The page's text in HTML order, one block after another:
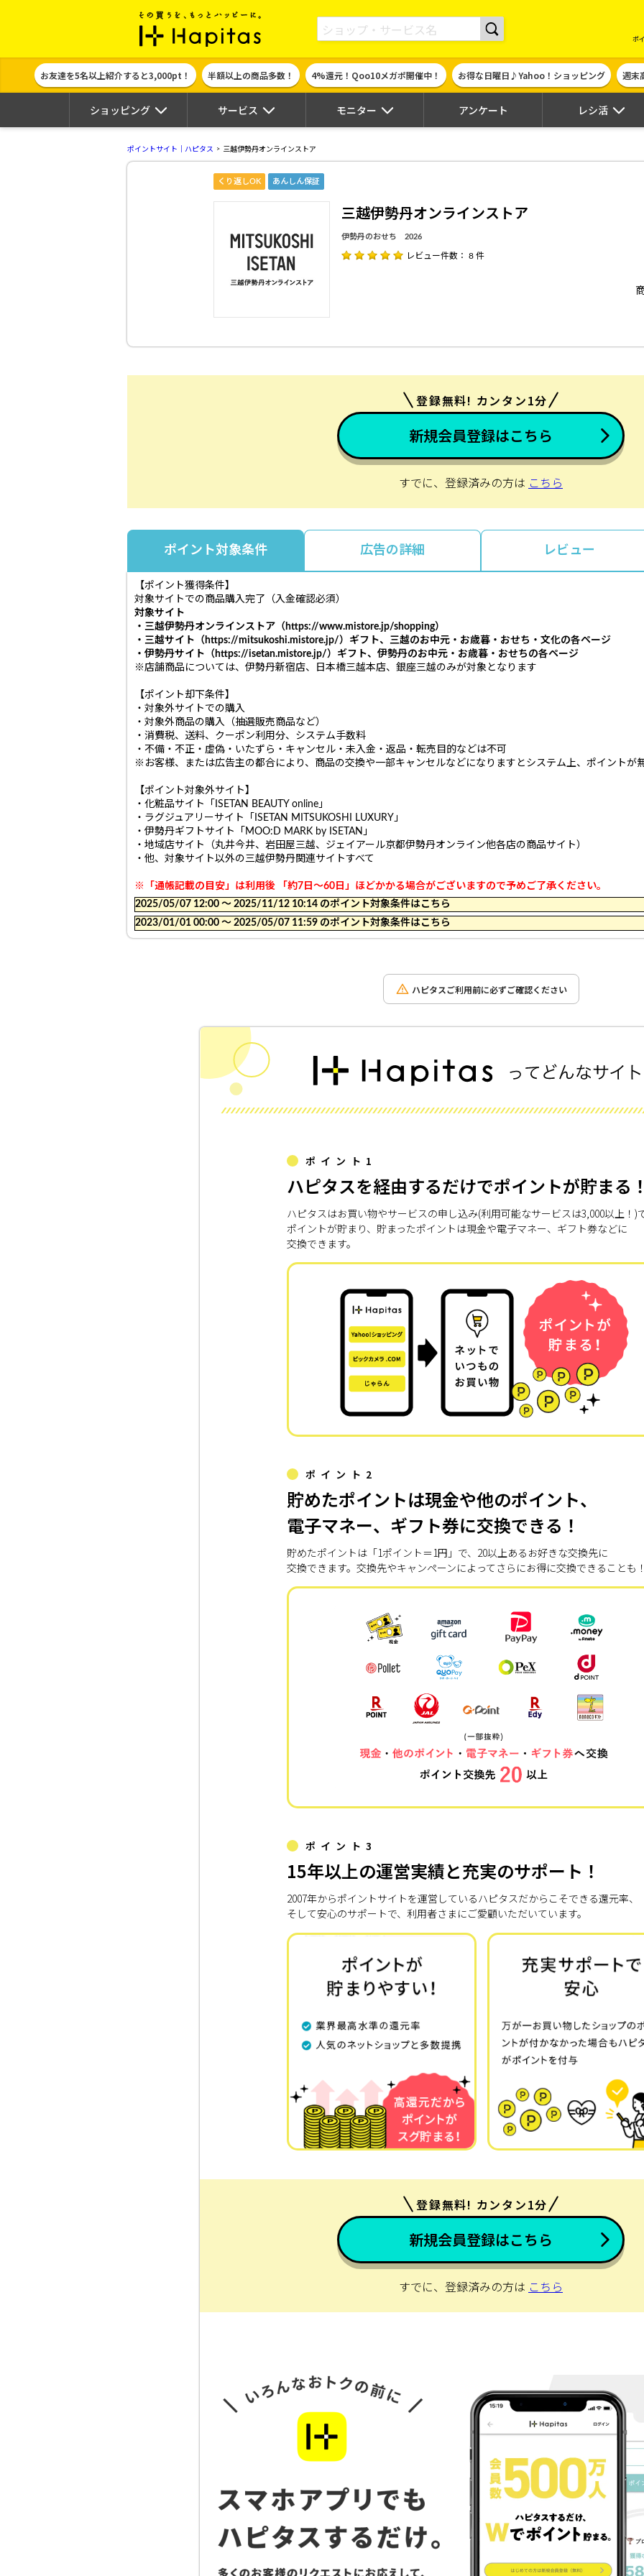
ポイント貯めて現金やギフト券に交換できるポイントサイト | ハピタス
ポ
お友達を5名以上紹介すると3,000pt！ 半額以上の商品多数！ 4%還元！Qoo10メガポ開催中！ お得な日曜日♪Yahoo！ショッピング 週末
ショッピング サービス モニター アンケート レシ活
ポイントサイト｜ハピタス 三越伊勢丹オンラインストア
くり返しOK あんしん保証
三越伊勢丹オンラインストア
伊勢丹のおせち 2026
レビュー件数： 8 件
登録無料! カンタン1分
新規会員登録はこちら
すでに、登録済みの方は こちら
ポイント対象条件 広告の詳細 レビュー
【ポイント獲得条件】
対象サイトでの商品購入完了（入金確認必須）
対象サイト
・三越伊勢丹オンラインストア（https://www.mistore.jp/shopping）
・三越サイト（https://mitsukoshi.mistore.jp/）ギフト、三越のお中元・お歳暮・おせち・文化の各ページ
・伊勢丹サイト（https://isetan.mistore.jp/）ギフト、伊勢丹のお中元・お歳暮・おせちの各ページ
※店舗商品については、伊勢丹新宿店、日本橋三越本店、銀座三越のみが対象となります
【ポイント却下条件】
・対象外サイトでの購入
・対象外商品の購入（抽選販売商品など）
・消費税、送料、クーポン利用分、システム手数料
・不備・不正・虚偽・いたずら・キャンセル・未入金・返品・転売目的などは不可
※お客様、または広告主の都合により、商品の交換や一部キャンセルなどになりますとシステム上、ポイントが
【ポイント対象外サイト】
・化粧品サイト「ISETAN BEAUTY online」
・ラグジュアリーサイト「ISETAN MITSUKOSHI LUXURY」
・伊勢丹ギフトサイト「MOO:D MARK by ISETAN」
・地域店サイト（丸井今井、岩田屋三越、ジェイアール京都伊勢丹オンライン他各店の商品サイト）
・他、対象サイト以外の三越伊勢丹関連サイトすべて
※「通帳記載の目安」は利用後 「約7日～60日」ほどかかる場合がございますので予めご了承ください。
2025/05/07 12:00 〜 2025/11/12 10:14 のポイント対象条件はこちら
2023/01/01 00:00 〜 2025/05/07 11:59 のポイント対象条件はこちら
ハピタスご利用前に必ずご確認ください
ポイント1
ハピタスを経由するだけでポイントが貯まる
ハピタスはお買い物やサービスの申し込み(利用可能なサービスは3,000以上！)
ポイントが貯まり、貯まったポイントは現金や電子マネー、ギフト券などに
交換できます。
ポイント2
貯めたポイントは現金や他のポイント、
電子マネー、ギフト券に交換できる！
貯めたポイントは「1ポイント＝1円」で、20以上あるお好きな交換先に
交換できます。交換先やキャンペーンによってさらにお得に交換できることも
ポイント3
15年以上の運営実績と充実のサポート！
2007年からポイントサイトを運営しているハピタスだからこそできる還元率、
そして安心のサポートで、利用者さまにご愛顧いただいています。
登録無料! カンタン1分
新規会員登録はこちら
すでに、登録済みの方は こちら